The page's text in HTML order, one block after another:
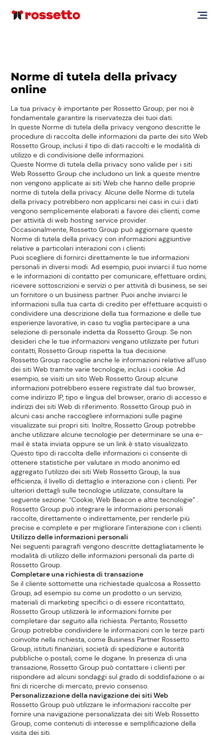
Norme di tutela della privacy
online
La tua privacy è importante per Rossetto Group; per noi è
fondamentale garantire la riservatezza dei tuoi dati.
In queste Norme di tutela della privacy vengono descritte le
procedure di raccolta delle informazioni da parte dei sito Web
Rossetto Group, inclusi il tipo di dati raccolti e le modalità di
utilizzo e di condivisione delle informazioni.
Queste Norme di tutela della privacy sono valide per i siti
Web Rossetto Group che includono un link a queste mentre
non vengono applicate ai siti Web che hanno delle proprie
norme di tutela della privacy. Alcune delle Norme di tutela
della privacy potrebbero non applicarsi nei casi in cui i dati
vengono semplicemente elaborati a favore dei clienti, come
per attività di web hosting service provider.
Occasionalmente, Rossetto Group può aggiornare queste
Norme di tutela della privacy con informazioni aggiuntive
relative a particolari interazioni con i clienti.
Puoi scegliere di fornirci direttamente le tue informazioni
personali in diversi modi. Ad esempio, puoi inviarci il tuo nome
e le informazioni di contatto per comunicare, effettuare ordini,
ricevere sottoscrizioni e servizi o per attività di business, se sei
un fornitore o un business partner. Puoi anche inviarci le
informazioni sulla tua carta di credito per effettuare acquisti o
condividere una descrizione della tua formazione e delle tue
esperienze lavorative, in caso tu voglia partecipare a una
selezione di personale indetta da Rossetto Group. Se non
desideri che le tue informazioni vengano utilizzate per futuri
contatti, Rossetto Group rispetta la tua decisione.
Rossetto Group raccoglie anche le informazioni relative all’uso
dei siti Web tramite varie tecnologie, inclusi i cookie. Ad
esempio, se visiti un sito Web Rossetto Group alcune
informazioni potrebbero essere registrate dal tuo browser,
come indirizzo IP, tipo e lingua del browser, orario di accesso e
indirizzi dei siti Web di riferimento. Rossetto Group può in
alcuni casi anche raccogliere informazioni sulle pagine
visualizzate sui propri siti. Inoltre, Rossetto Group potrebbe
anche utilizzare alcune tecnologie per determinare se una e-
mail è stata inviata oppure se un link è stato visualizzato.
Questo tipo di raccolta delle informazioni ci consente di
ottenere statistiche per valutare in modo anonimo ed
aggregato l’utilizzo dei siti Web Rossetto Group, la sua
efficienza, il livello di dettaglio e interazione con i clienti. Per
ulteriori dettagli sulle tecnologie utilizzate, consultare la
seguente sezione: “Cookie, Web Beacon e altre tecnologie” .
Rossetto Group può integrare le informazioni personali
raccolte, direttamente o indirettamente, per renderle più
precise e complete e per migliorare l’interazione con i clienti.
Utilizzo delle informazioni personali
Nei seguenti paragrafi vengono descritte dettagliatamente le
modalità di utilizzo delle informazioni personali da parte di
Rossetto Group.
Completare una richiesta di transazione
Se il cliente sottomette una richiestade qualcosa a Rossetto
Group, ad esempio su come un prodotto o un servizio,
materiali di marketing specifici o di essere ricontattato,
Rossetto Group utilizzerà le informazioni fornite per
completare dar seguito alla richiesta. Pertanto, Rossetto
Group potrebbe condividere le informazioni con le terze parti
coinvolte nella richiesta, come Business Partner Rossetto
Group, istituti finanziari, società di spedizione e autorità
pubbliche o postali, come le dogane. In presenza di una
transazione, Rossetto Group può contattare i clienti per
rispondere ad alcuni sondaggi sul grado di soddisfazione o ai
fini di ricerche di mercato, previo consenso.
Personalizzazione della navigazione dei siti Web
Rossetto Group può utilizzare le informazioni raccolte per
fornire una navigazione personalizzata dei siti Web Rossetto
Group, come contenuti di interesse e semplificazione della
visita dei siti.